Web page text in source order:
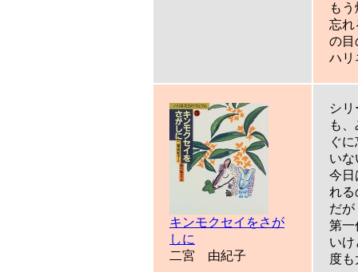
も
忘れ
の目
ハ
キンモクセイをさが
しに
二宮 由紀子
シ
も
ぐ
い
今日
れ
だが
第一
い
度